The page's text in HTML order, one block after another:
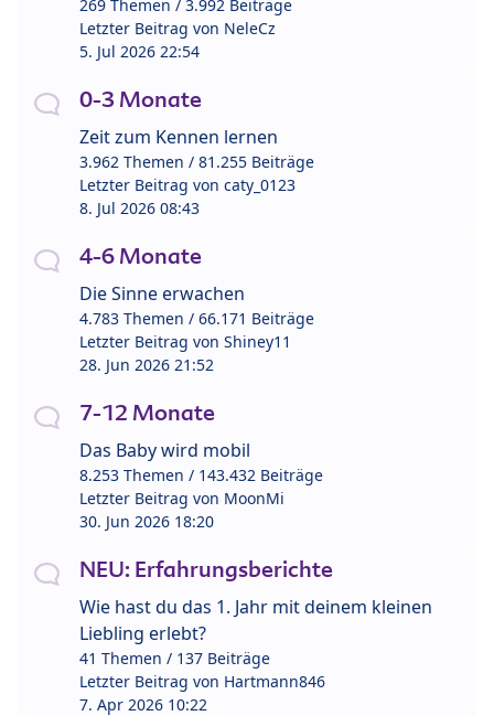
269 Themen / 3.992 Beiträge
Letzter Beitrag von NeleCz
5. Jul 2026 22:54
0-3 Monate
Zeit zum Kennen lernen
3.962 Themen / 81.255 Beiträge
Letzter Beitrag von caty_0123
8. Jul 2026 08:43
4-6 Monate
Die Sinne erwachen
4.783 Themen / 66.171 Beiträge
Letzter Beitrag von Shiney11
28. Jun 2026 21:52
7-12 Monate
Das Baby wird mobil
8.253 Themen / 143.432 Beiträge
Letzter Beitrag von MoonMi
30. Jun 2026 18:20
NEU: Erfahrungsberichte
Wie hast du das 1. Jahr mit deinem kleinen
Liebling erlebt?
41 Themen / 137 Beiträge
Letzter Beitrag von Hartmann846
7. Apr 2026 10:22